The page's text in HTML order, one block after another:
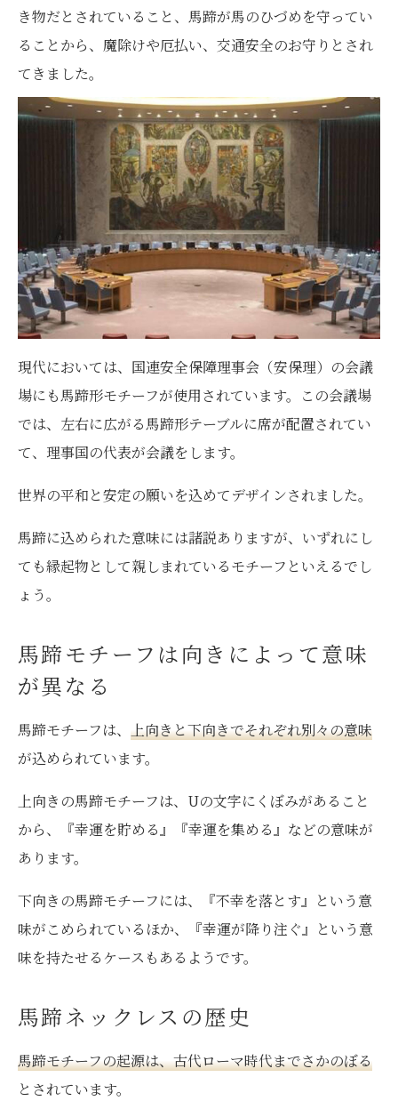
き物だとされていること、馬蹄が馬のひづめを守ってい
ることから、魔除けや厄払い、交通安全のお守りとされ
てきました。
現代においては、国連安全保障理事会（安保理）の会議
場にも馬蹄形モチーフが使用されています。この会議場
では、左右に広がる馬蹄形テーブルに席が配置されてい
て、理事国の代表が会議をします。
世界の平和と安定の願いを込めてデザインされました。
馬蹄に込められた意味には諸説ありますが、いずれにし
ても縁起物として親しまれているモチーフといえるでし
ょう。
馬蹄モチーフは向きによって意味
が異なる
馬蹄モチーフは、 上向きと下向きでそれぞれ別々の意味
が込められています。
上向きの馬蹄モチーフは、Uの文字にくぼみがあること
から、『幸運を貯める』『幸運を集める』などの意味が
あります。
下向きの馬蹄モチーフには、『不幸を落とす』という意
味がこめられているほか、『幸運が降り注ぐ』という意
味を持たせるケースもあるようです。
馬蹄ネックレスの歴史
馬蹄モチーフの起源は、古代ローマ時代までさかのぼる
とされています。